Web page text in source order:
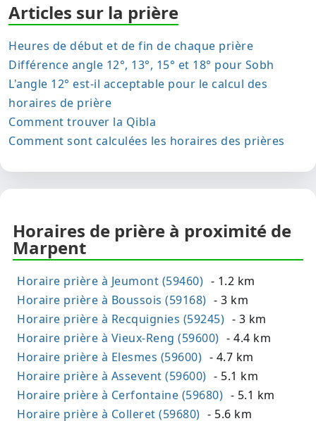
Articles sur la prière
Heures de début et de fin de chaque prière
Différence angle 12°, 13°, 15° et 18° pour Sobh
L'angle 12° est-il acceptable pour le calcul des
horaires de prière
Comment trouver la Qibla
Comment sont calculées les horaires des prières
Horaires de prière à proximité de
Marpent
Horaire prière à Jeumont (59460) - 1.2 km
Horaire prière à Boussois (59168) - 3 km
Horaire prière à Recquignies (59245) - 3 km
Horaire prière à Vieux-Reng (59600) - 4.4 km
Horaire prière à Elesmes (59600) - 4.7 km
Horaire prière à Assevent (59600) - 5.1 km
Horaire prière à Cerfontaine (59680) - 5.1 km
Horaire prière à Colleret (59680) - 5.6 km